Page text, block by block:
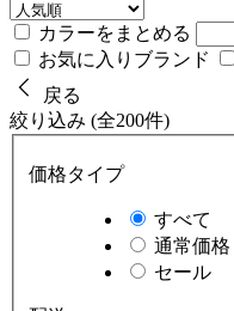
カラーをまとめる
お気に入りブランド
戻る
絞り込み (全200件)
価格タイプ
すべて
通常価格
セール